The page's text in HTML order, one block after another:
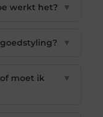
werkt het? ▼
▼
moet ik
▼